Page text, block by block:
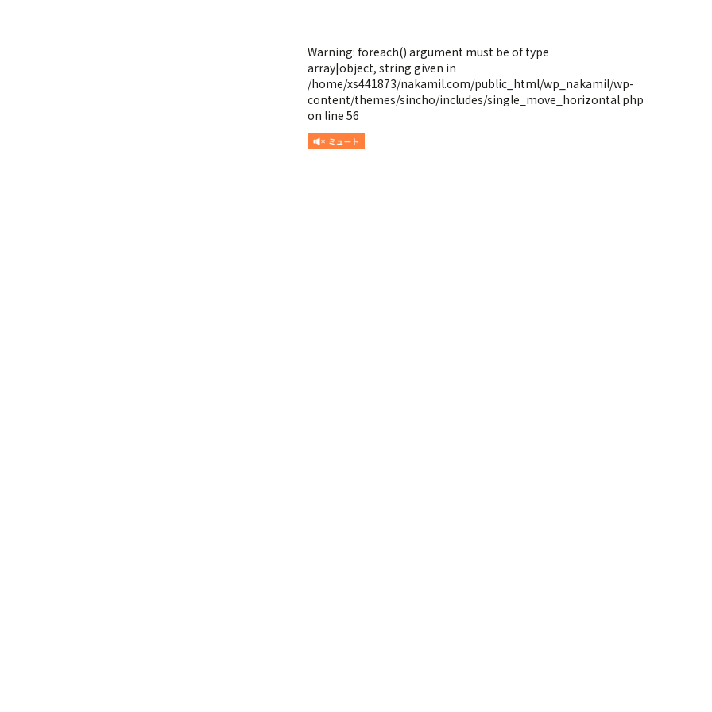
Warning: foreach() argument must be of type
array|object, string given in
/home/xs441873/nakamil.com/public_html/wp_nakamil/wp-
content/themes/sincho/includes/single_move_horizontal.php
on line 56